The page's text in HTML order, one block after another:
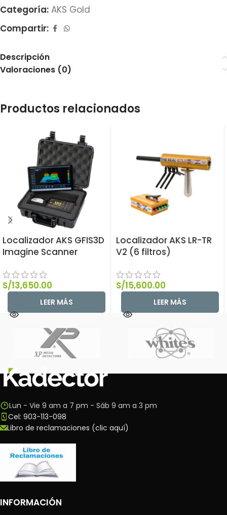
Categoría: AKS Gold
Compartir:
Descripción
Valoraciones (0)
Productos relacionados
Localizador AKS GFIS3D
Imagine Scanner
S/13,650.00
LEER MÁS
Localizador AKS LR-TR
V2 (6 filtros)
S/15,600.00
LEER MÁS
Lun - Vie 9 am a 7 pm - Sáb 9 am a 3 pm
Cel: 903-113-098
Libro de reclamaciones (clic aquí)
INFORMACIÓN